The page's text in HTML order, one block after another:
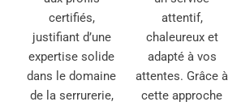
certifiés,
justifiant d’une
expertise solide
dans le domaine
de la serrurerie,
attentif,
chaleureux et
adapté à vos
attentes. Grâce à
cette approche